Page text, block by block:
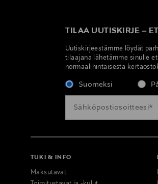
TILAA UUTISKIRJE –
Uutiskirjeestämme löydät
tilaajana lähetämme sinulle
normaalihintaisesta
Suomeksi
TUKI & INFO
Maksutavat